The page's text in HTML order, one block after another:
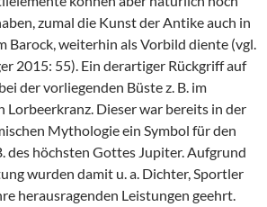
zumal die Kunst der Antike auch in
Barock, weiterhin als Vorbild diente (vgl.
2015: 55). Ein derartiger Rückgriff auf
der vorliegenden Büste z. B. im
Lorbeerkranz. Dieser war bereits in der
Mythologie ein Symbol für den
des höchsten Gottes Jupiter. Aufgrund
wurden damit u. a. Dichter, Sportler
herausragenden Leistungen geehrt.